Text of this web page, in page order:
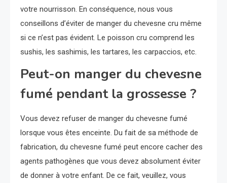
votre nourrisson. En conséquence, nous vous
conseillons d’éviter de manger du chevesne cru même
si ce n’est pas évident. Le poisson cru comprend les
sushis, les sashimis, les tartares, les carpaccios, etc.
Peut-on manger du chevesne
fumé pendant la grossesse ?
Vous devez refuser de manger du chevesne fumé
lorsque vous êtes enceinte. Du fait de sa méthode de
fabrication, du chevesne fumé peut encore cacher des
agents pathogènes que vous devez absolument éviter
de donner à votre enfant. De ce fait, veuillez, vous